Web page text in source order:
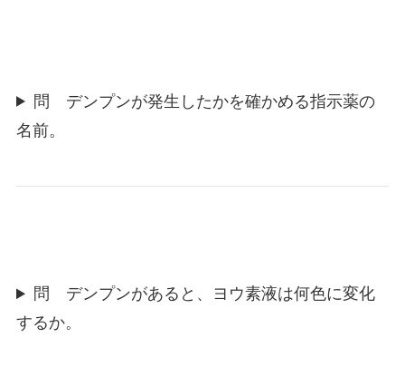
問 デンプンが発生したかを確かめる指示薬の
名前。
問 デンプンがあると、ヨウ素液は何色に変化
するか。